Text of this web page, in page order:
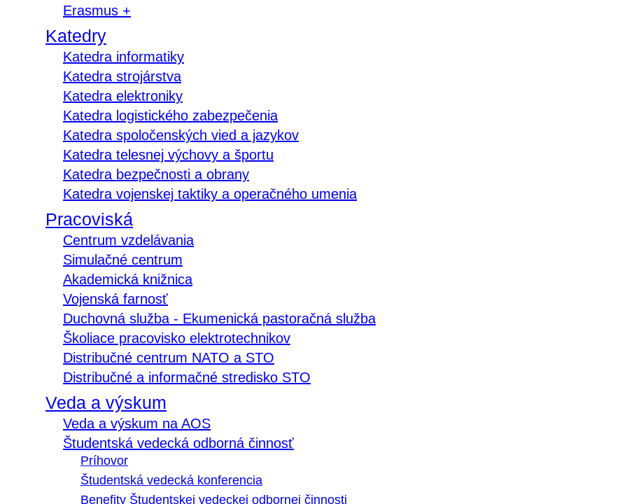
Erasmus +
Katedry
Katedra informatiky
Katedra strojárstva
Katedra elektroniky
Katedra logistického zabezpečenia
Katedra spoločenských vied a jazykov
Katedra telesnej výchovy a športu
Katedra bezpečnosti a obrany
Katedra vojenskej taktiky a operačného umenia
Pracoviská
Centrum vzdelávania
Simulačné centrum
Akademická knižnica
Vojenská farnosť
Duchovná služba - Ekumenická pastoračná služba
Školiace pracovisko elektrotechnikov
Distribučné centrum NATO a STO
Distribučné a informačné stredisko STO
Veda a výskum
Veda a výskum na AOS
Študentská vedecká odborná činnosť
Príhovor
Študentská vedecká konferencia
Benefity Študentskej vedeckej odbornej činnosti